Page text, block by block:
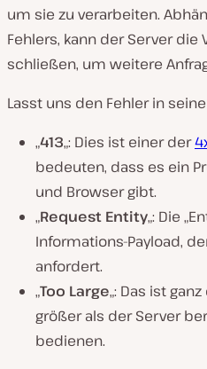
um sie zu verarbeiten.
Fehlers, kann der Server
schließen, um weitere
Lasst uns den Fehler in
„413„: Dies ist einer der
bedeuten, dass es ein
und Browser gibt.
„Request Entity„: Die
Informations-Payload,
anfordert.
„Too Large„: Das ist
größer als der Server
bedienen.